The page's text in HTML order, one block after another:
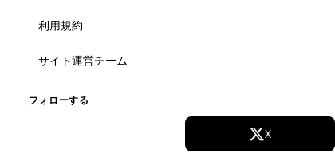
利用規約
サイト運営チーム
フォローする
X